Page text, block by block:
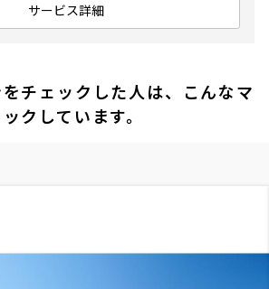
サービス詳細
チェックした人は、こんなマ
クしています。